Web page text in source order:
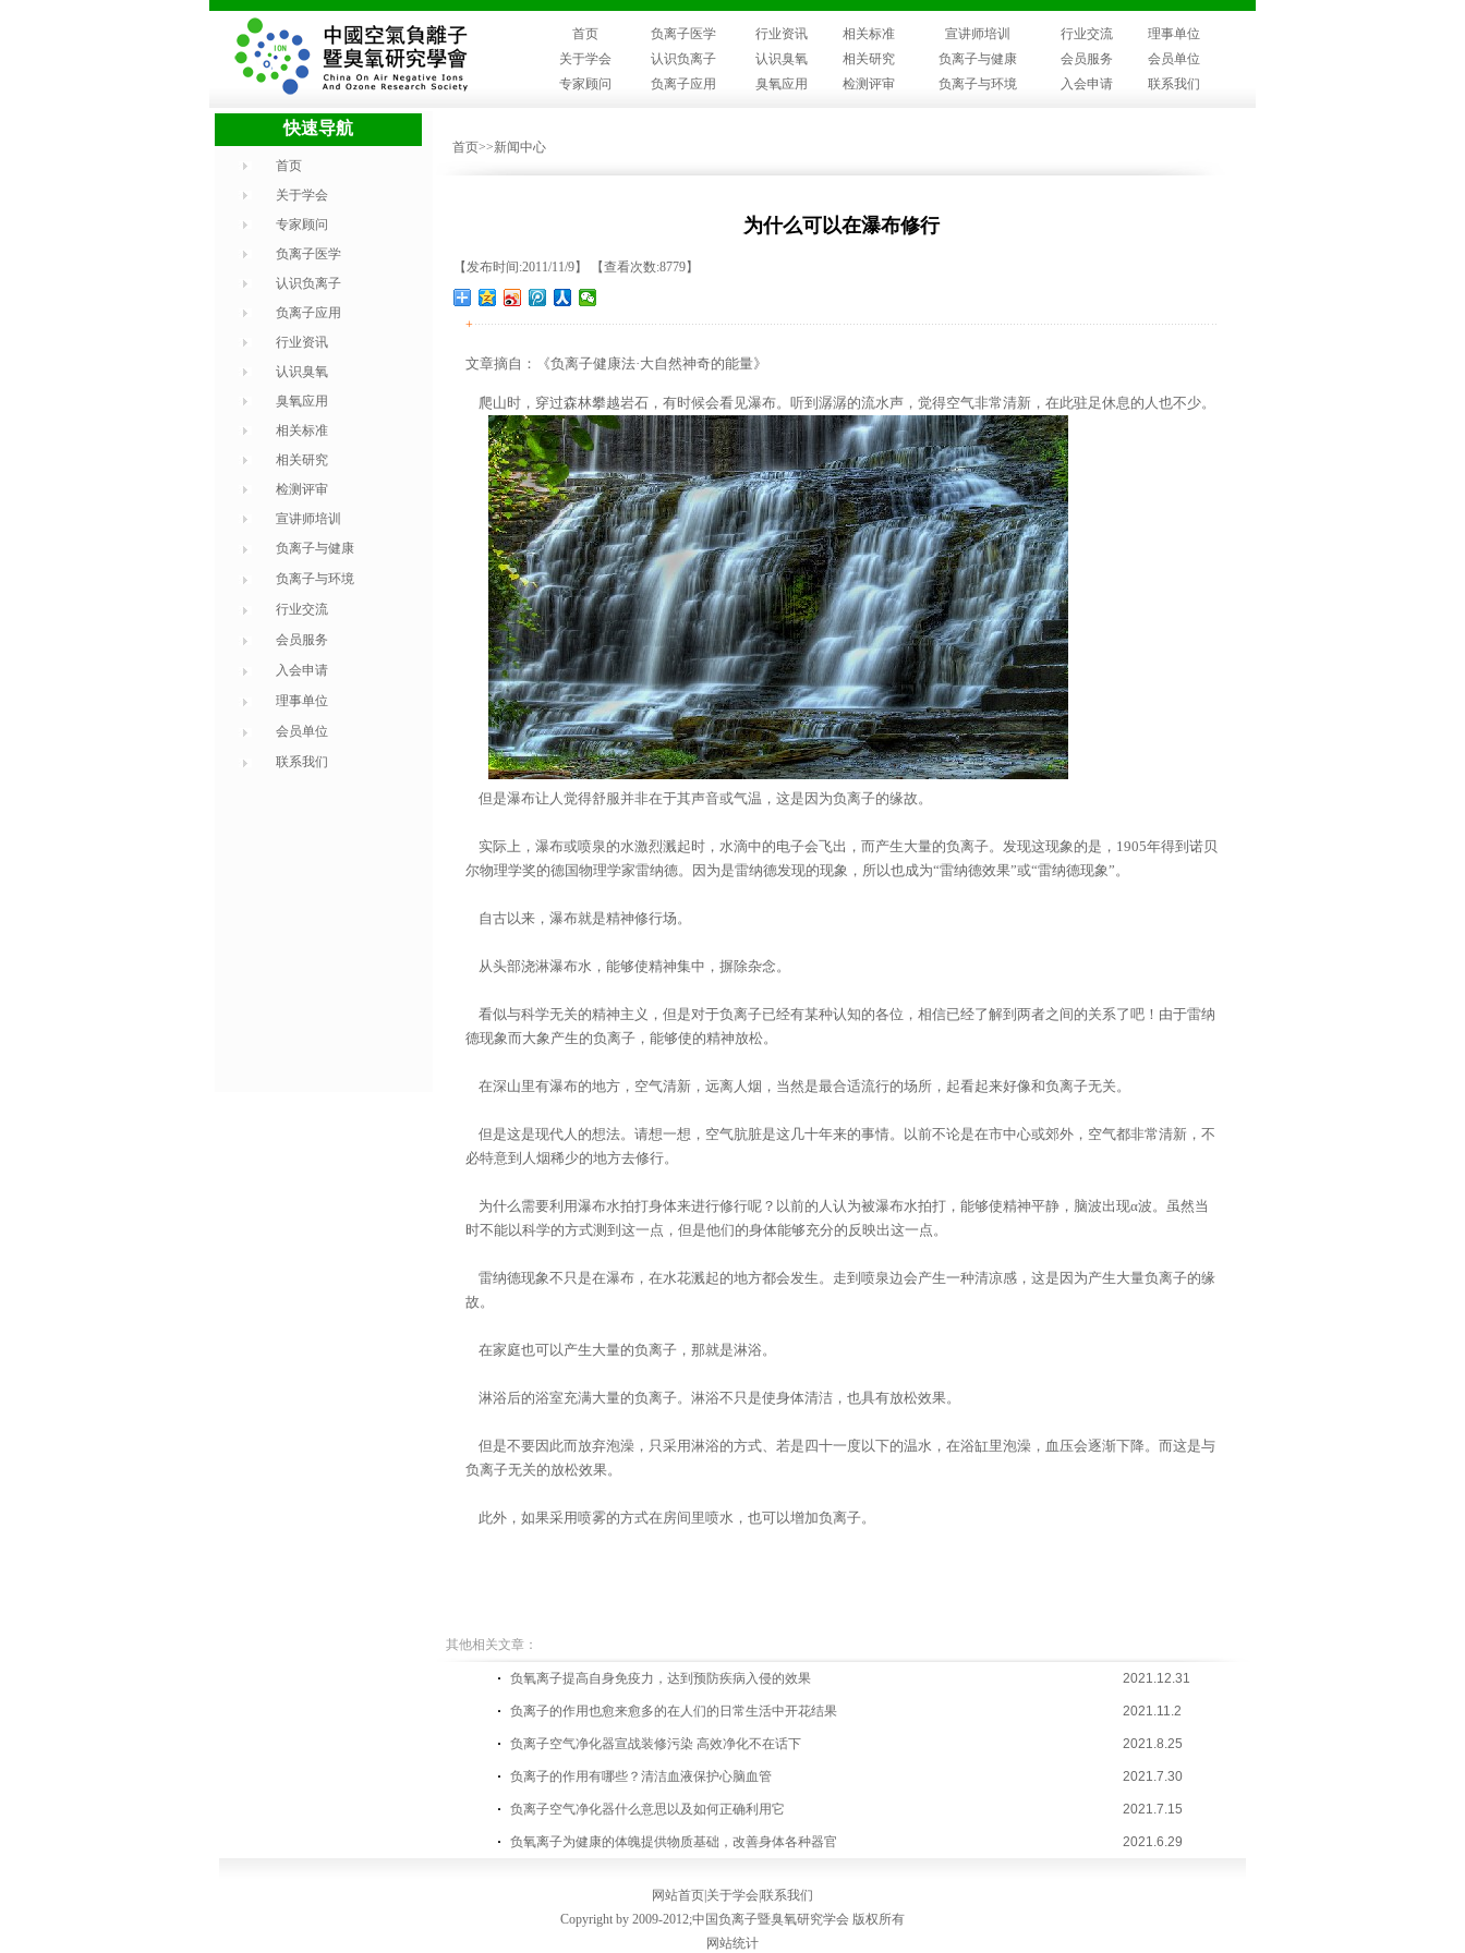
首页 负离子医学 行业资讯 相关标准 宣讲师培训 行业交流
理事单位
关于学会
认识负离子 认识臭氧 相关研究 负离子与健康 会员服务
会员单位
专家顾问
负离子应用 臭氧应用 检测评审 负离子与环境 入会申请 联系我们
快速导航
首页
关于学会
专家顾问
负离子医学
认识负离子
负离子应用
行业资讯
认识臭氧
臭氧应用
相关标准
相关研究
检测评审
宣讲师培训
负离子与健康
负离子与环境
行业交流
会员服务
入会申请
理事单位
会员单位
联系我们
首页>>新闻中心
为什么可以在瀑布修行
【发布时间:2011/11/9】 【查看次数:8779】
+
文章摘自：《负离子健康法·大自然神奇的能量》
爬山时，穿过森林攀越岩石，有时候会看见瀑布。听到潺潺的流水声，觉得空气非常清新，在此驻足休息的人也不少。
但是瀑布让人觉得舒服并非在于其声音或气温，这是因为负离子的缘故。
实际上，瀑布或喷泉的水激烈溅起时，水滴中的电子会飞出，而产生大量的负离子。发现这现象的是，1905年得到诺贝
尔物理学奖的德国物理学家雷纳德。因为是雷纳德发现的现象，所以也成为“雷纳德效果”或“雷纳德现象”。
自古以来，瀑布就是精神修行场。
从头部浇淋瀑布水，能够使精神集中，摒除杂念。
看似与科学无关的精神主义，但是对于负离子已经有某种认知的各位，相信已经了解到两者之间的关系了吧！由于雷纳
德现象而大象产生的负离子，能够使的精神放松。
在深山里有瀑布的地方，空气清新，远离人烟，当然是最合适流行的场所，起看起来好像和负离子无关。
但是这是现代人的想法。请想一想，空气肮脏是这几十年来的事情。以前不论是在市中心或郊外，空气都非常清新，不
必特意到人烟稀少的地方去修行。
为什么需要利用瀑布水拍打身体来进行修行呢？以前的人认为被瀑布水拍打，能够使精神平静，脑波出现α波。虽然当
时不能以科学的方式测到这一点，但是他们的身体能够充分的反映出这一点。
雷纳德现象不只是在瀑布，在水花溅起的地方都会发生。走到喷泉边会产生一种清凉感，这是因为产生大量负离子的缘
故。
在家庭也可以产生大量的负离子，那就是淋浴。
淋浴后的浴室充满大量的负离子。淋浴不只是使身体清洁，也具有放松效果。
但是不要因此而放弃泡澡，只采用淋浴的方式、若是四十一度以下的温水，在浴缸里泡澡，血压会逐渐下降。而这是与
负离子无关的放松效果。
此外，如果采用喷雾的方式在房间里喷水，也可以增加负离子。
其他相关文章：
负氧离子提高自身免疫力，达到预防疾病入侵的效果 2021.12.31
负离子的作用也愈来愈多的在人们的日常生活中开花结果 2021.11.2
负离子空气净化器宣战装修污染 高效净化不在话下 2021.8.25
负离子的作用有哪些？清洁血液保护心脑血管 2021.7.30
负离子空气净化器什么意思以及如何正确利用它 2021.7.15
负氧离子为健康的体魄提供物质基础，改善身体各种器官 2021.6.29
网站首页 关于学会联系我们
Copyright by 2009-2012;中国负离子暨臭氧研究学会 版权所有
网站统计